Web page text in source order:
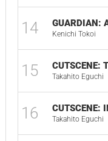
14 GUARDIAN:
Kenichi Tokoi
15 CUTSCENE:
Takahito Eguchi
16 CUTSCENE:
Takahito Eguchi